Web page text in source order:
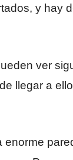
y hay
ver
llegar a